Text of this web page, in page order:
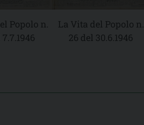
Popolo n.
La Vita del Popolo n.
26 del 30.6.1946